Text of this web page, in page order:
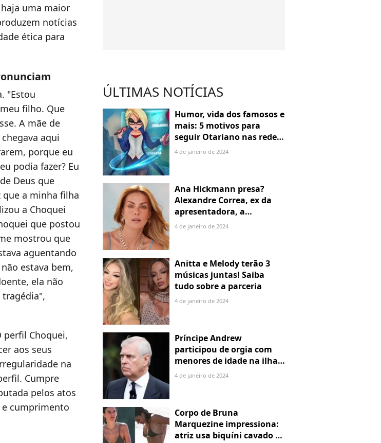
uma maior
notícias
ética para
"Estou
filho. Que
A mãe de
chegava aqui
porque eu
podia fazer? Eu
Deus que
que a minha filha
a Choquei
que postou
mostrou que
aguentando
estava bem,
ela não
tragédia",
perfil Choquei,
aos seus
na
Cumpre
pelos atos
cumprimento
ÚLTIMAS NOTÍCIAS
Humor, vida dos famosos e
mais: 5 motivos para
seguir Otariano nas redes
sociais
4 de janeiro de 2024
Ana Hickmann presa?
Alexandre Correa, ex da
apresentadora, a
denuncia por alienação
4 de janeiro de 2024
Anitta e Melody terão 3
músicas juntas! Saiba
tudo sobre a parceria
4 de janeiro de 2024
Príncipe Andrew
participou de orgia com
menores de idade na ilha
de Jeffrey Epstein, chefe de
4 de janeiro de 2024
Corpo de Bruna
Marquezine impressiona:
atriz usa biquíni cavado e